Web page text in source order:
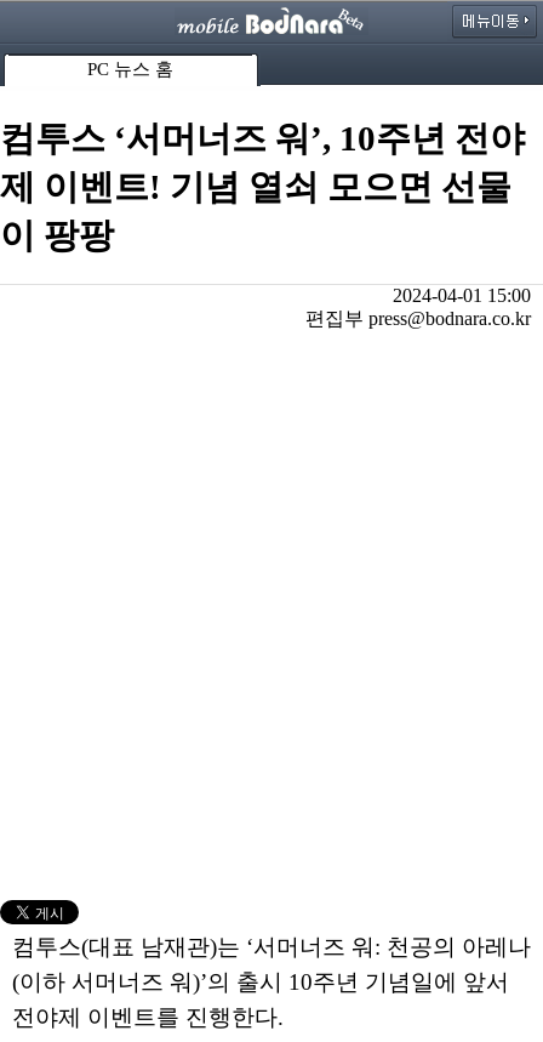
PC 뉴스 홈
컴투스 ‘서머너즈 워’, 10주년 전야
제 이벤트! 기념 열쇠 모으면 선물
이 팡팡
2024-04-01 15:00
편집부 press@bodnara.co.kr
컴투스(대표 남재관)는 ‘서머너즈 워: 천공의 아레나
(이하 서머너즈 워)’의 출시 10주년 기념일에 앞서
전야제 이벤트를 진행한다.